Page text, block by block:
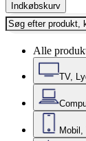
Indkøbskurv
Alle
TV,